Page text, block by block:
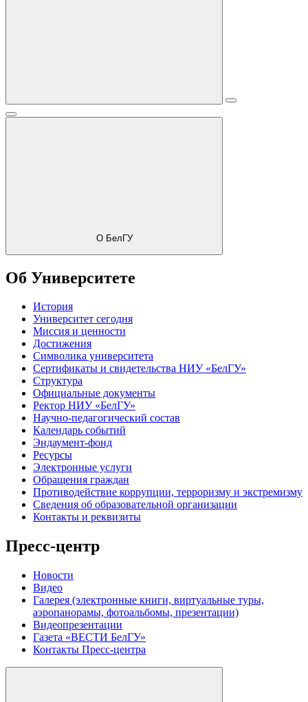
О БелГУ
Об Университете
История
Университет сегодня
Миссия и ценности
Достижения
Символика университета
Сертификаты и свидетельства НИУ «БелГУ»
Структура
Официальные документы
Ректор НИУ «БелГУ»
Научно-педагогический состав
Календарь событий
Эндаумент-фонд
Ресурсы
Электронные услуги
Обращения граждан
Противодействие коррупции, терроризму и экстремизму
Сведения об образовательной организации
Контакты и реквизиты
Пресс-центр
Новости
Видео
Галерея (электронные книги, виртуальные туры,
аэропанорамы, фотоальбомы, презентации)
Видеопрезентации
Газета «ВЕСТИ БелГУ»
Контакты Пресс-центра